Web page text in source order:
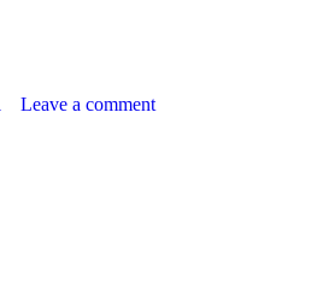
Leave a comment